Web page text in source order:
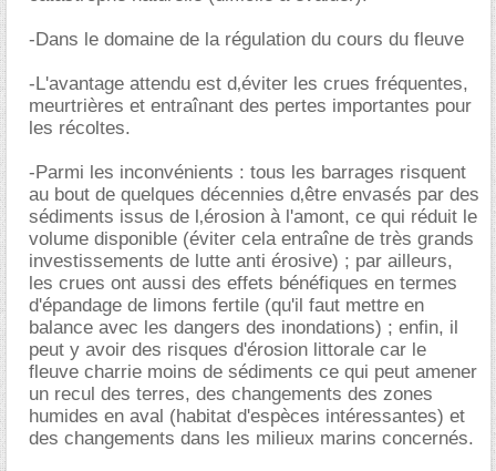
-Dans le domaine de la régulation du cours du fleuve
-L'avantage attendu est d‚éviter les crues fréquentes,
meurtrières et entraînant des pertes importantes pour
les récoltes.
-Parmi les inconvénients : tous les barrages risquent
au bout de quelques décennies d‚être envasés par des
sédiments issus de l‚érosion à l'amont, ce qui réduit le
volume disponible (éviter cela entraîne de très grands
investissements de lutte anti érosive) ; par ailleurs,
les crues ont aussi des effets bénéfiques en termes
d'épandage de limons fertile (qu'il faut mettre en
balance avec les dangers des inondations) ; enfin, il
peut y avoir des risques d'érosion littorale car le
fleuve charrie moins de sédiments ce qui peut amener
un recul des terres, des changements des zones
humides en aval (habitat d'espèces intéressantes) et
des changements dans les milieux marins concernés.